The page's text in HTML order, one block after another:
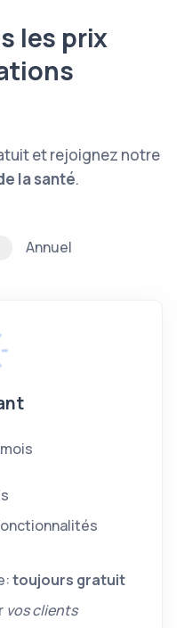
les prix
et rejoignez notre
la santé.
Annuel
mois
toujours gratuit
vos clients